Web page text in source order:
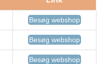
Besøg webshop
Besøg webshop
Besøg webshop